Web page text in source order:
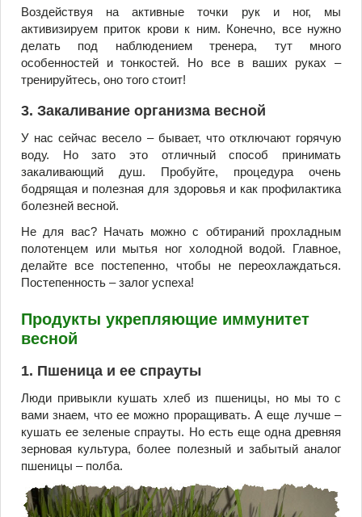
Воздействуя на активные точки рук и ног, мы
активизируем приток крови к ним. Конечно, все нужно
делать под наблюдением тренера, тут много
особенностей и тонкостей. Но все в ваших руках –
тренируйтесь, оно того стоит!
3. Закаливание организма весной
У нас сейчас весело – бывает, что отключают горячую
воду. Но зато это отличный способ принимать
закаливающий душ. Пробуйте, процедура очень
бодрящая и полезная для здоровья и как профилактика
болезней весной.
Не для вас? Начать можно с обтираний прохладным
полотенцем или мытья ног холодной водой. Главное,
делайте все постепенно, чтобы не переохлаждаться.
Постепенность – залог успеха!
Продукты укрепляющие иммунитет
весной
1. Пшеница и ее спрауты
Люди привыкли кушать хлеб из пшеницы, но мы то с
вами знаем, что ее можно проращивать. А еще лучше –
кушать ее зеленые спрауты. Но есть еще одна древняя
зерновая культура, более полезный и забытый аналог
пшеницы – полба.